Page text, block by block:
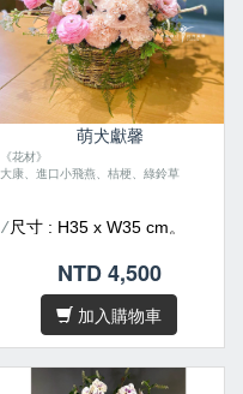
萌犬獻馨
《花材》
大康、進口小飛燕、桔梗、綠鈴草
/尺寸 : H35 x W35 cm。
品質不佳等情形，我們將為您
做花材上的調整及設計。
因花材為天然素材，故無法
完全相同，敬請見諒。
NTD 4,500
加入購物車